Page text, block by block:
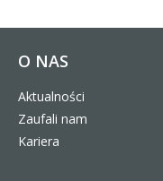
O NAS
Aktualności
Zaufali nam
Kariera